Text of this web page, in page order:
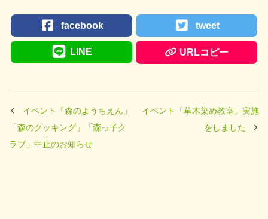
facebook tweet
LINE URLコピー
イベント「森のようちえん」
「森のクッキング」「森っ子ク
ラブ」中止のお知らせ
イベント「草木染め教室」実施
をしました